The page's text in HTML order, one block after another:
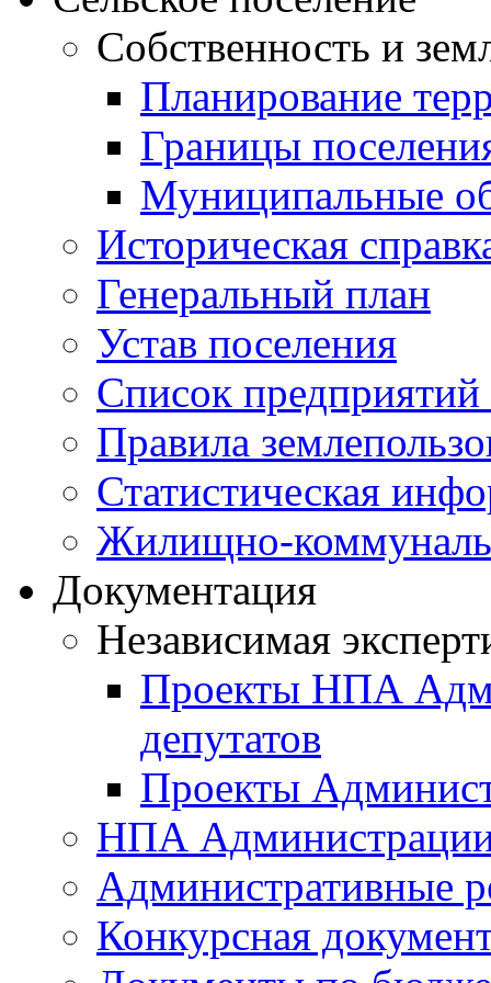
Собственность и
Планирование
Границы
Муниципальные
Историческая
Генеральный план
Устав поселения
Список предприятий
Правила
Статистическая
Жилищно-
Документация
Независимая
Проекты НПА
депутатов
Проекты
НПА
Административные
Конкурсная